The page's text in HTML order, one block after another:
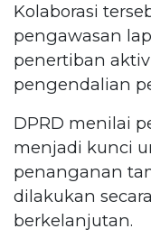
Kolaborasi
pengawasan
penertiban
pengendalian
DPRD menilai
menjadi kunci
penanganan
dilakukan
berkelanjutan.